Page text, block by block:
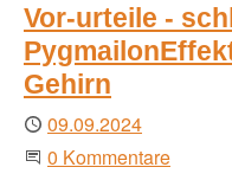
Vor-urteile -
Gehirn
Publiziert
09.09.2024
Beginne eine
0 Kommentare